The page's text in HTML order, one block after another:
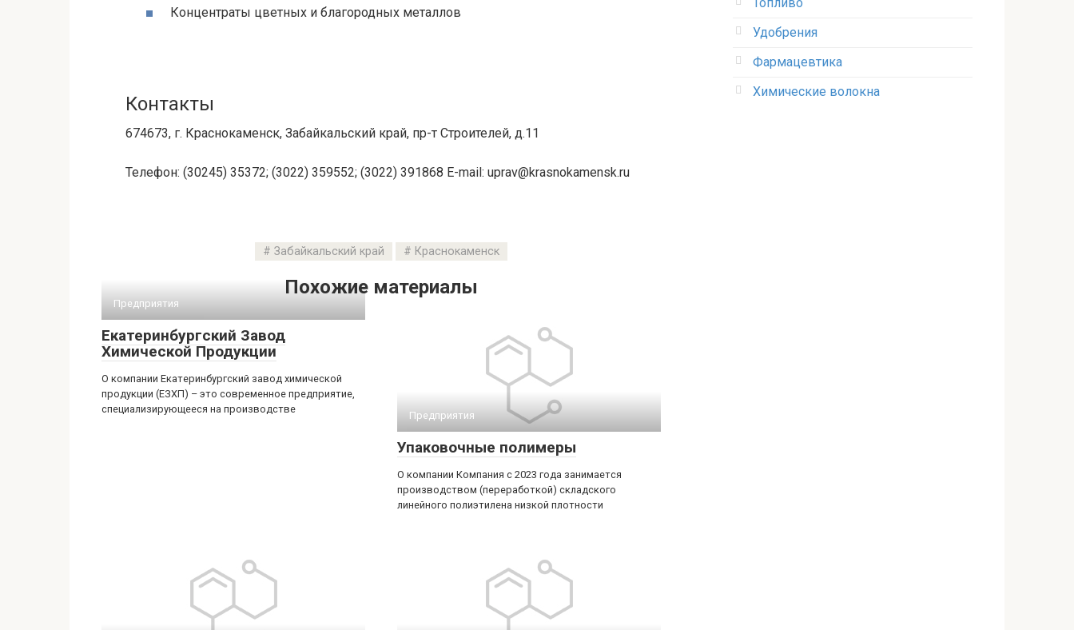
Концентраты цветных и благородных металлов
Контакты
674673, г. Краснокаменск, Забайкальский край, пр-т Строителей, д.11
Телефон: (30245) 35372; (3022) 359552; (3022) 391868 E-mail: uprav@krasnokamensk.ru
Забайкальский край Краснокаменск
Похожие материалы
Предприятия
Екатеринбургский Завод
Химической Продукции
О компании Екатеринбургский завод химической
продукции (ЕЗХП) – это современное предприятие,
специализирующееся на производстве
Предприятия
Упаковочные полимеры
О компании Компания с 2023 года занимается
производством (переработкой) складского
линейного полиэтилена низкой плотности
Удобрения
Фармацевтика
Химические волокна